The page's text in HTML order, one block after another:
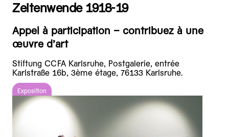
Zeitenwende 1918-19
Appel à participation – contribuez à une
œuvre d’art
Stiftung CCFA Karlsruhe, Postgalerie, entrée
Karlstraße 16b, 3ème étage, 76133 Karlsruhe.
Exposition